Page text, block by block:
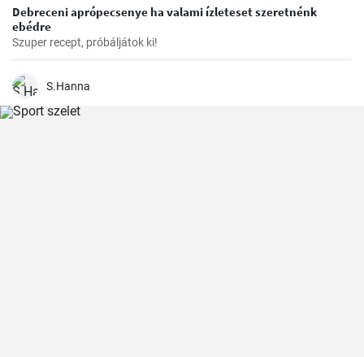
Debreceni aprópecsenye ha valami ízleteset szeretnénk
ebédre
Szuper recept, próbáljátok ki!
S.Hanna